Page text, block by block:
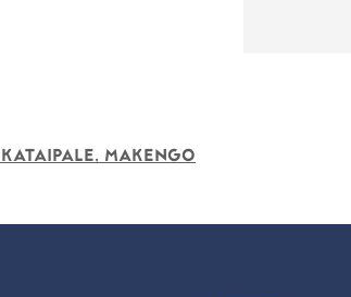
Makengo